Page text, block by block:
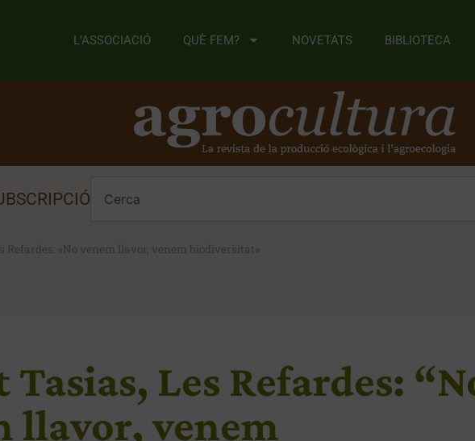
L’ASSOCIACIÓ QUÈ FEM? NOVETATS BIBLIOTECA
Refardes: «No venem llavor, venem biodiversitat»
Tasias, Les Refardes:
llavor, venem